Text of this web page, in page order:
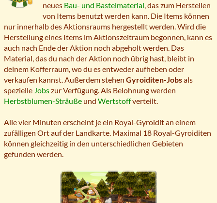
neues Bau- und Bastelmaterial , das zum Herstellen
von Items benutzt werden kann. Die Items können
nur innerhalb des Aktionsraums hergestellt werden. Wird die
Herstellung eines Items im Aktionszeitraum begonnen, kann es
auch nach Ende der Aktion noch abgeholt werden. Das
Material, das du nach der Aktion noch übrig hast, bleibt in
deinem Kofferraum, wo du es entweder aufheben oder
verkaufen kannst. Außerdem stehen Gyroiditen-Jobsals
spezielle Jobszur Verfügung. Als Belohnung werden
Herbstblumen-Sträuße und Wertstoffverteilt.
Alle vier Minuten erscheint je ein Royal-Gyroidit an einem
zufälligen Ort auf der Landkarte. Maximal 18 Royal-Gyroiditen
können gleichzeitig in den unterschiedlichen Gebieten
gefunden werden.